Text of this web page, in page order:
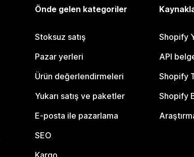
Önde gelen kategoriler
Stoksuz satış
Pazar yerleri
Ürün değerlendirmeleri
Yukarı satış ve paketler
E-posta ile pazarlama
SEO
Shopify
API
Shopify
Shopify